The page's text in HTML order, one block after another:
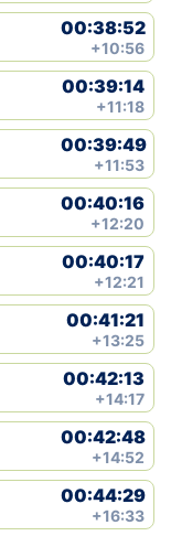
00:38:52
+10:56
00:39:14
+11:18
00:39:49
+11:53
00:40:16
+12:20
00:40:17
+12:21
00:41:21
+13:25
00:42:13
+14:17
00:42:48
+14:52
00:44:29
+16:33